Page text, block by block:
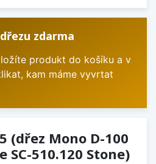
zdarma
produkt do košíku a v
kam máme vyvrtat
(dřez Mono D-100
SC-510.120 Stone)